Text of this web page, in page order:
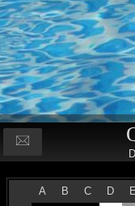
A B C D